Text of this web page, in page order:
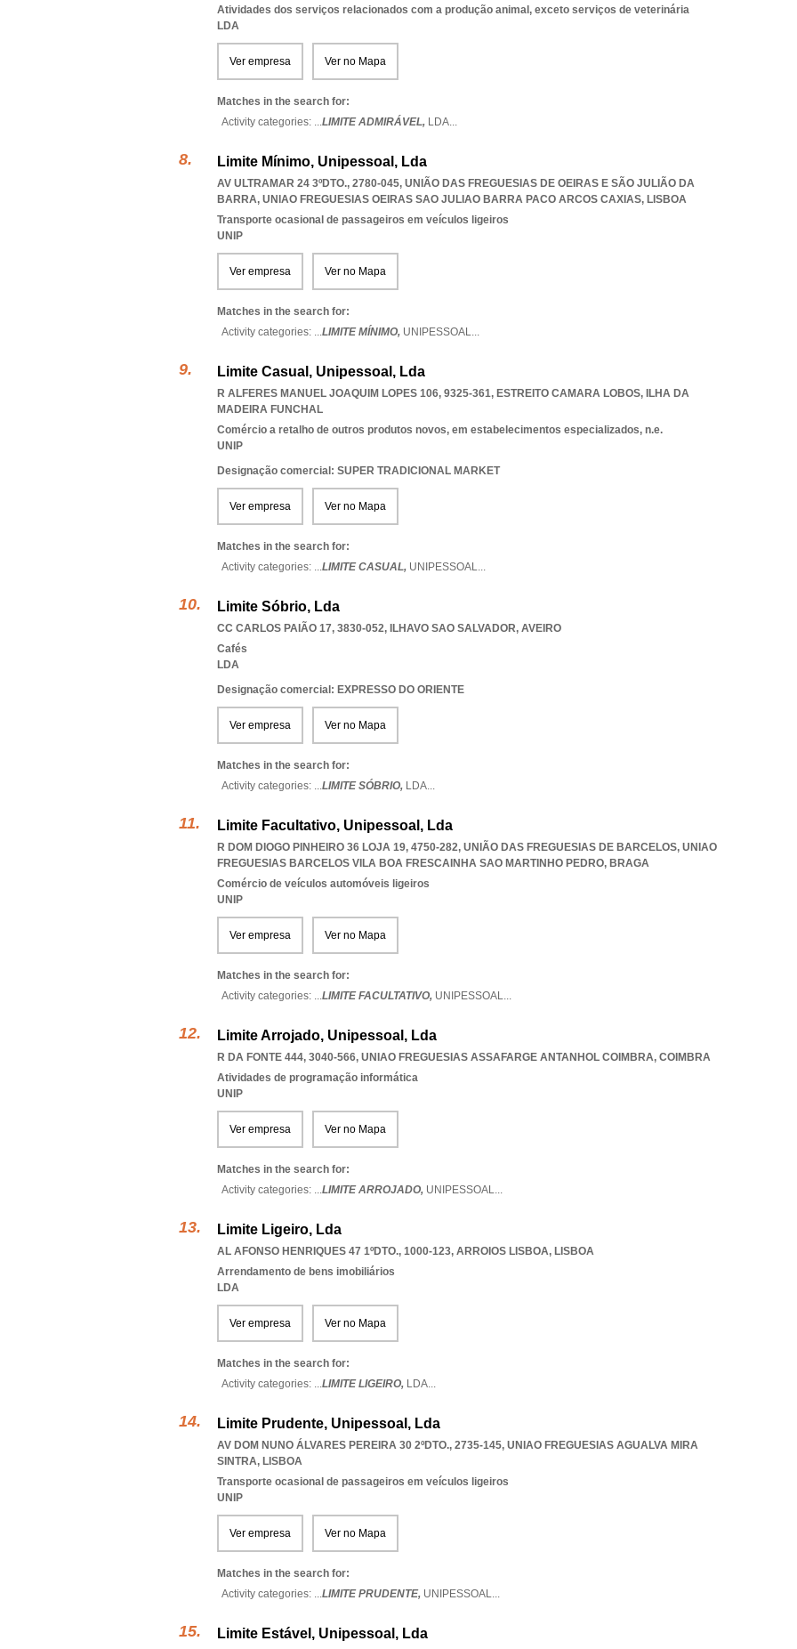
Atividades dos serviços relacionados com a produção animal, exceto serviços de veterinária
LDA
Ver empresa Ver no Mapa
Matches in the search for:
Activity categories: ...LIMITE ADMIRÁVEL, LDA...
Limite Mínimo, Unipessoal, Lda
AV ULTRAMAR 24 3ºDTO., 2780-045, UNIÃO DAS FREGUESIAS DE OEIRAS E SÃO JULIÃO DA
BARRA, UNIAO FREGUESIAS OEIRAS SAO JULIAO BARRA PACO ARCOS CAXIAS, LISBOA
Transporte ocasional de passageiros em veículos ligeiros
UNIP
Ver empresa Ver no Mapa
Matches in the search for:
Activity categories: ...LIMITE MÍNIMO, UNIPESSOAL...
Limite Casual, Unipessoal, Lda
R ALFERES MANUEL JOAQUIM LOPES 106, 9325-361, ESTREITO CAMARA LOBOS, ILHA DA
MADEIRA FUNCHAL
Comércio a retalho de outros produtos novos, em estabelecimentos especializados, n.e.
UNIP
Designação comercial: SUPER TRADICIONAL MARKET
Ver empresa Ver no Mapa
Matches in the search for:
Activity categories: ...LIMITE CASUAL, UNIPESSOAL...
Limite Sóbrio, Lda
CC CARLOS PAIÃO 17, 3830-052, ILHAVO SAO SALVADOR, AVEIRO
Cafés
LDA
Designação comercial: EXPRESSO DO ORIENTE
Ver empresa Ver no Mapa
Matches in the search for:
Activity categories: ...LIMITE SÓBRIO, LDA...
Limite Facultativo, Unipessoal, Lda
R DOM DIOGO PINHEIRO 36 LOJA 19, 4750-282, UNIÃO DAS FREGUESIAS DE BARCELOS, UNIAO
FREGUESIAS BARCELOS VILA BOA FRESCAINHA SAO MARTINHO PEDRO, BRAGA
Comércio de veículos automóveis ligeiros
UNIP
Ver empresa Ver no Mapa
Matches in the search for:
Activity categories: ...LIMITE FACULTATIVO, UNIPESSOAL...
Limite Arrojado, Unipessoal, Lda
R DA FONTE 444, 3040-566, UNIAO FREGUESIAS ASSAFARGE ANTANHOL COIMBRA, COIMBRA
Atividades de programação informática
UNIP
Ver empresa Ver no Mapa
Matches in the search for:
Activity categories: ...LIMITE ARROJADO, UNIPESSOAL...
Limite Ligeiro, Lda
AL AFONSO HENRIQUES 47 1ºDTO., 1000-123, ARROIOS LISBOA, LISBOA
Arrendamento de bens imobiliários
LDA
Ver empresa Ver no Mapa
Matches in the search for:
Activity categories: ...LIMITE LIGEIRO, LDA...
Limite Prudente, Unipessoal, Lda
AV DOM NUNO ÁLVARES PEREIRA 30 2ºDTO., 2735-145, UNIAO FREGUESIAS AGUALVA MIRA
SINTRA, LISBOA
Transporte ocasional de passageiros em veículos ligeiros
UNIP
Ver empresa Ver no Mapa
Matches in the search for:
Activity categories: ...LIMITE PRUDENTE, UNIPESSOAL...
Limite Estável, Unipessoal, Lda